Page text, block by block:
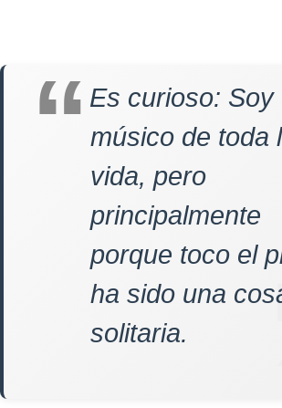
Es curioso: Soy
músico de toda
vida, pero
principalmente
porque toco el
ha sido una
solitaria.